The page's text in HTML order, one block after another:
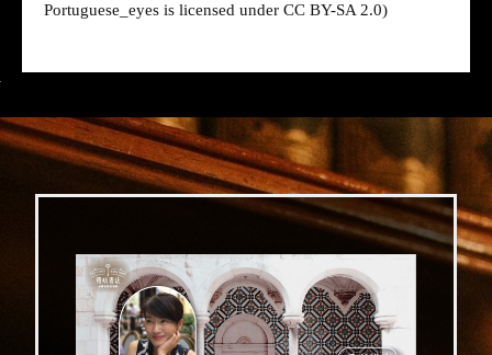
Portuguese_eyes is licensed under CC BY-SA 2.0)